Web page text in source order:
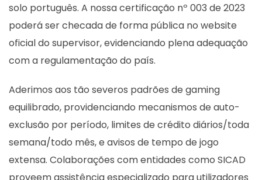
solo português. A nossa certificação nº 003 de 2023
poderá ser checada de forma pública no website
oficial do supervisor, evidenciando plena adequação
com a regulamentação do país.
Aderimos aos tão severos padrões de gaming
equilibrado, providenciando mecanismos de auto-
exclusão por período, limites de crédito diários/toda
semana/todo mês, e avisos de tempo de jogo
extensa. Colaborações com entidades como SICAD
proveem assistência especializado para utilizadores